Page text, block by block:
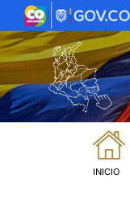
al
contenido
INICIO